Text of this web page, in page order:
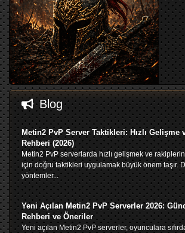
Blog
Metin2 PvP Server Taktikleri: Hızlı Gelişme
Rehberi (2026)
Metin2 PvP serverlarda hızlı gelişmek ve
için doğru taktikleri uygulamak büyük önem taşır.
yöntemler...
Yeni Açılan Metin2 PvP Serverler 2026:
Rehberi ve Öneriler
Yeni açılan Metin2 PvP serverler, oyunculara